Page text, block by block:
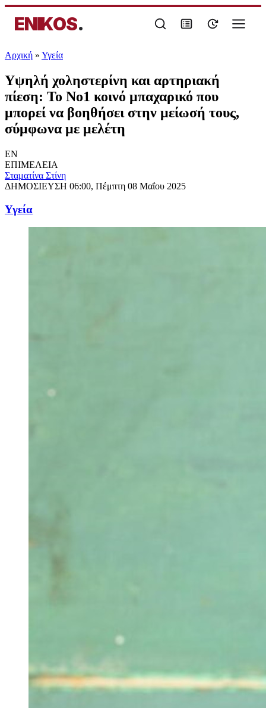
ENIKOS.
Αρχική » Υγεία
Υψηλή χοληστερίνη και αρτηριακή
πίεση: Το Νο1 κοινό μπαχαρικό που
μπορεί να βοηθήσει στην μείωσή τους,
σύμφωνα με μελέτη
EN
ΕΠΙΜΕΛΕΙΑ
Σταματίνα Στίνη
ΔΗΜΟΣΙΕΥΣΗ 06:00, Πέμπτη 08 Μαΐου 2025
Υγεία